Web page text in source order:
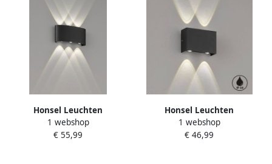
Honsel Leuchten
Ledwandlamp voor buiten
Berlin (1 stuk)
1 webshop
€ 55,99
Honsel Leuchten
Ledwandlamp voor buiten
Nairobi (1 stuk)
1 webshop
€ 46,99